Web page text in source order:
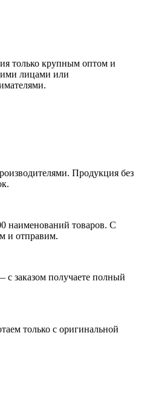
только крупным оптом и
лицами или
Продукция без
наименований товаров. С
и отправим.
заказом получаете полный
только с оригинальной